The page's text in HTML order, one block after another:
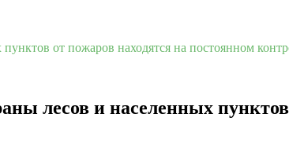
от пожаров находятся на постоянном
лесов и населенных